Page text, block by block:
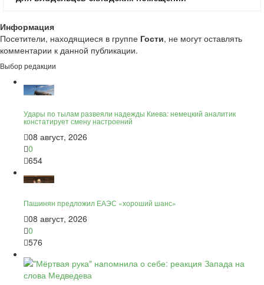
Информация
Посетители, находящиеся в группе Гости, не могут оставлять
комментарии к данной публикации.
Выбор редакции
Удары по тылам развеяли надежды Киева: немецкий аналитик
констатирует смену настроений
08 август, 2026
0
654
Пашинян предложил ЕАЭС «хороший шанс»
08 август, 2026
0
576